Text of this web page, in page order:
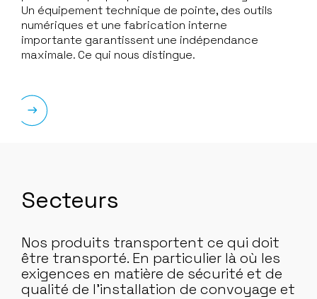
Un équipement technique de pointe, des outils
numériques et une fabrication interne
importante garantissent une indépendance
maximale. Ce qui nous distingue.
Secteurs
Nos produits transportent ce qui doit
être transporté. En particulier là où les
exigences en matière de sécurité et de
qualité de l’installation de convoyage et